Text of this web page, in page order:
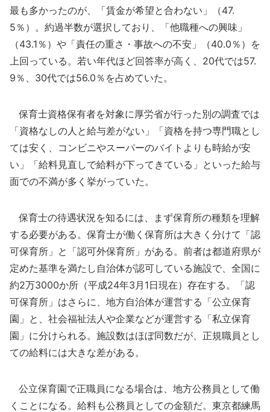
最も多かったのが、「賃金が希望と合わない」（47.
5％）。約過半数が選択しており、「他職種への興味」
（43.1％）や「責任の重さ・事故への不安」（40.0％）を
上回っている。若い年代ほど回答率が高く、20代では57.
9％、30代では56.0％を占めていた。
保育士資格保有者を対象に厚労省が行った別の調査では
「資格なしの人と給与差がない」「資格を持つ専門職とし
ては安く、コンビニやスーパーのバイトよりも時給が安
い」「給料見直しで給料が下ってきている」といった給与
面での不満が多く挙がっていた。
保育士の待遇状況を知るには、まず保育所の種類を理解
する必要がある。保育士が働く保育所は大きく分けて「認
可保育所」と「認可外保育所」がある。前者は都道府県が
定めた基準を満たし自治体が認可している施設で、全国に
約2万3000か所（平成24年3月1日現在）存在する。「認
可保育所」はさらに、地方自治体が運営する「公立保育
園」と、社会福祉法人や企業などが運営する「私立保育
園」に分けられる。施設数はほぼ同数だが、正規職員とし
ての給料には大きな差がある。
公立保育園で正職員になる場合は、地方公務員として働
くことになる。給料も公務員としての金額だ。東京都練馬